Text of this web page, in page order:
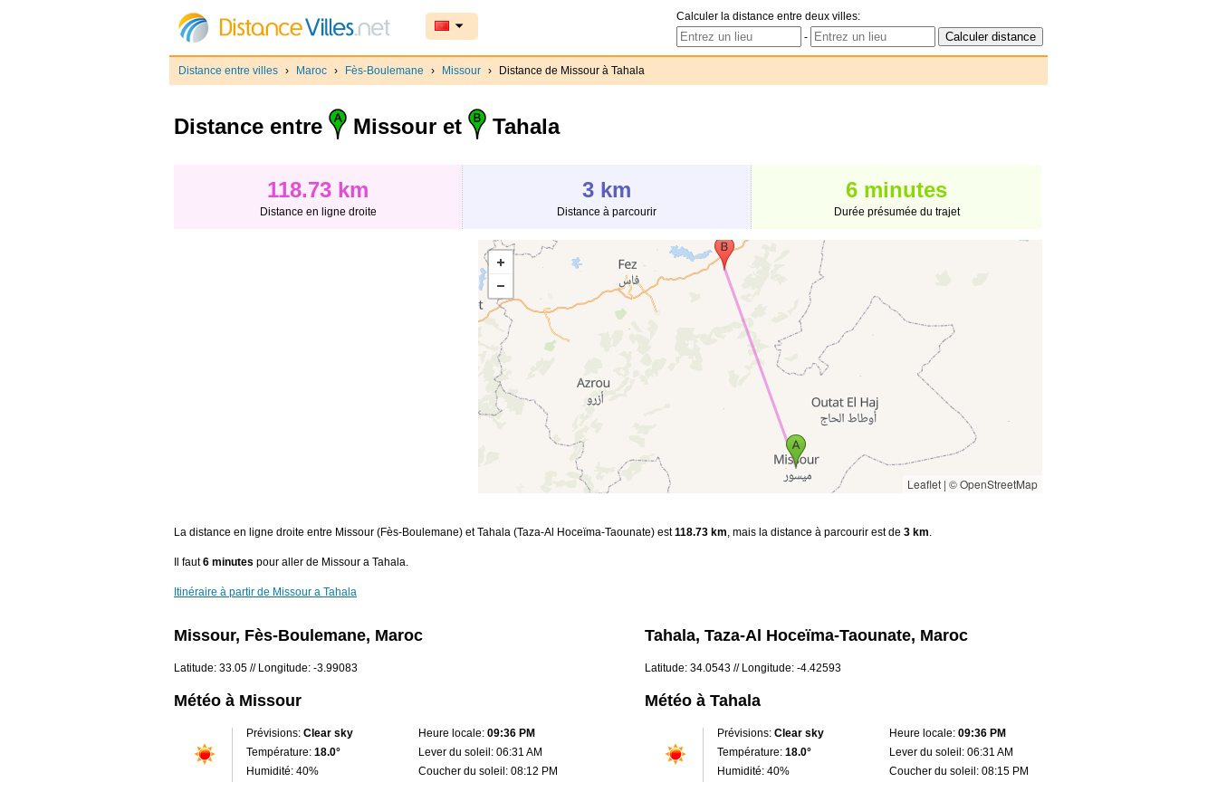
Calculer la distance entre deux villes:
-
Distance entre villes › Maroc › Fès-Boulemane › Missour › Distance de Missour à Tahala
Distance entre Missour et Tahala
118.73 km
Distance en ligne droite
3 km
Distance à parcourir
6 minutes
Durée présumée du trajet
Leaflet | © OpenStreetMap
La distance en ligne droite entre Missour (Fès-Boulemane) et Tahala (Taza-Al Hoceïma-Taounate) est118.73 km, mais la distance à parcourir est de 3 km.
Il faut6 minutes pour aller de Missour a Tahala.
Itinéraire à partir de Missour a Tahala
Missour, Fès-Boulemane, Maroc
Latitude: 33.05 // Longitude: -3.99083
Météo à Missour
Prévisions: Clear sky
Température: 18.0°
Humidité: 40%
Heure locale: 09:36 PM
Lever du soleil: 06:31 AM
Coucher du soleil: 08:12 PM
Tahala, Taza-Al Hoceïma-Taounate, Maroc
Latitude: 34.0543 // Longitude: -4.42593
Météo à Tahala
Prévisions: Clear sky
Température: 18.0°
Humidité: 40%
Heure locale: 09:36 PM
Lever du soleil: 06:31 AM
Coucher du soleil: 08:15 PM